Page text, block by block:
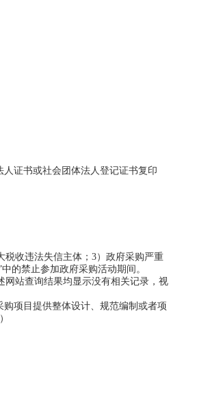
证书或社会团体法人登记证书复印
税收违法失信主体；3）政府采购严重
的禁止参加政府采购活动期间。
网站查询结果均显示没有相关记录，视
项目提供整体设计、规范编制或者项